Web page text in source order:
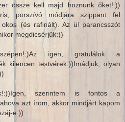
össze kell majd hoznunk őket!:))
porszívó módjára szippant fel
(és rafinált). Az ül parancsszót
megdicsérjük:))
szépen!:)Az igen, gratulálok a
kilencen testvérek:))Imádjuk, olyan
szerintem is fontos a
azt írom, akkor mindjárt kapom
e:))